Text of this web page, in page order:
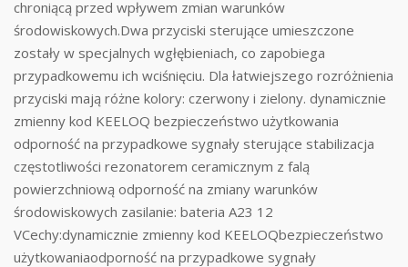
chroniącą przed wpływem zmian warunków
środowiskowych.Dwa przyciski sterujące umieszczone
zostały w specjalnych wgłębieniach, co zapobiega
przypadkowemu ich wciśnięciu. Dla łatwiejszego rozróżnienia
przyciski mają różne kolory: czerwony i zielony. dynamicznie
zmienny kod KEELOQ bezpieczeństwo użytkowania
odporność na przypadkowe sygnały sterujące stabilizacja
częstotliwości rezonatorem ceramicznym z falą
powierzchniową odporność na zmiany warunków
środowiskowych zasilanie: bateria A23 12
VCechy:dynamicznie zmienny kod KEELOQbezpieczeństwo
użytkowaniaodporność na przypadkowe sygnały